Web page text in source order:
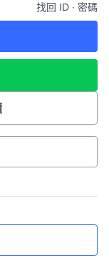
找回 ID ∙ 密碼